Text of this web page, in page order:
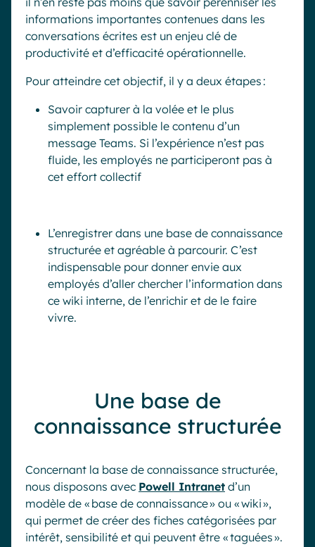
informations importantes contenues dans les
conversations écrites est un enjeu clé de
productivité et d’efficacité opérationnelle.
Pour atteindre cet objectif, il y a deux étapes :
Savoir capturer à la volée et le plus
simplement possible le contenu d’un
message Teams. Si l’expérience n’est pas
fluide, les employés ne participeront pas à
cet effort collectif
L’enregistrer dans une base de connaissance
structurée et agréable à parcourir. C’est
indispensable pour donner envie aux
employés d’aller chercher l’information dans
ce wiki interne, de l’enrichir et de le faire
vivre.
Une base de
connaissance structurée
Concernant la base de connaissance structurée,
nous disposons avec Powell Intranet d’un
modèle de « base de connaissance » ou « wiki »,
qui permet de créer des fiches catégorisées par
intérêt, sensibilité et qui peuvent être « taguées ».